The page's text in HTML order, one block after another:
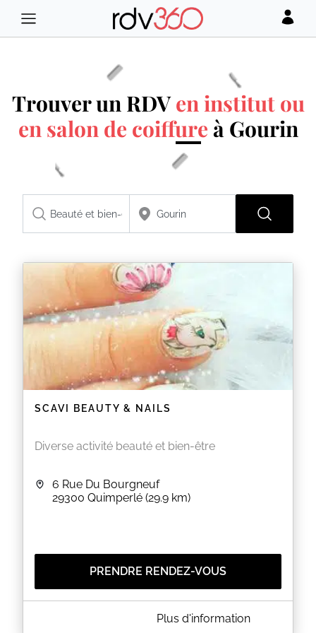
Trouver un RDVen institut ou
en salon de coiffure à Gourin
SCAVI BEAUTY & NAILS
Diverse activité beauté et bien-être
6 Rue Du Bourgneuf
29300 Quimperlé (29.9 km)
PRENDRE RENDEZ-VOUS
A PROPOS DE SCAVI BEAUTY & NAILS
Plus d'information